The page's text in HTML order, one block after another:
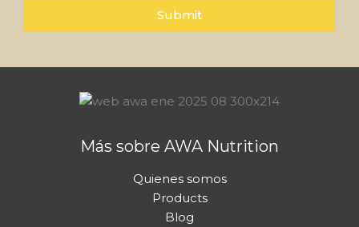
*
Submit
Más sobre AWA Nutrition
Quienes somos
Products
Blog